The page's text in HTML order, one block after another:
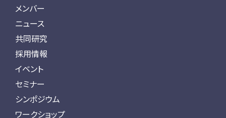
メンバー
ニュース
共同研究
採用情報
イベント
セミナー
シンポジウム
ワークショップ